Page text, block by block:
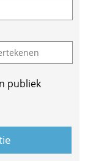
publiek